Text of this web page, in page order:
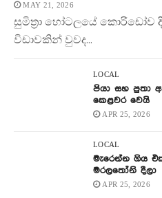
MAY 21, 2026
සුමිත්‍රා හෝටලයේ කොරිඩෝව
විඩාවකින් වුවද...
LOCAL
පියා සහ පුතා
කෙළවර වෙයි
APR 25, 2026
LOCAL
මැරෙන්න ගිය
මරලතෝනි දීලා
APR 25, 2026